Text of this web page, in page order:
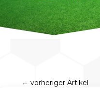
← vorheriger Artikel